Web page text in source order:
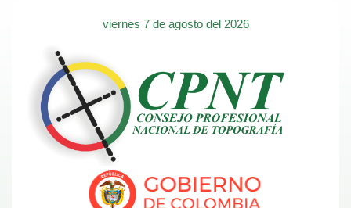
viernes 7 de agosto del 2026